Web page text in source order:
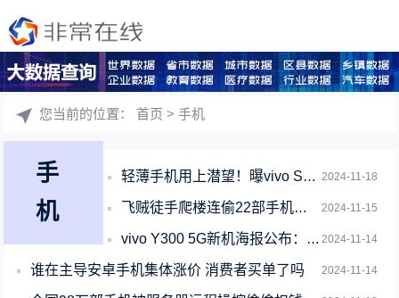
您当前的位置：首页 > 手机
手
机
2024-11-18
轻薄手机用上潜望！曝vivo S20系列首次搭载潜望长焦镜头
2024-11-15
飞贼徒手爬楼连偷22部手机：曾做过大楼外墙清洁
2024-11-14
vivo Y300 5G新机海报公布：镜头设计很特别
2024-11-14
谁在主导安卓手机集体涨价 消费者买单了吗